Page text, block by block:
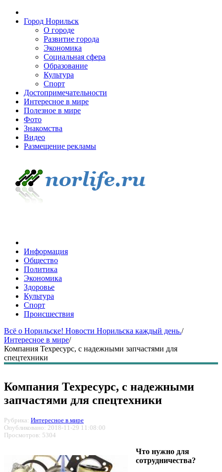
Город Норильск
О городе
Развитие города
Экономика
Социальная сфера
Образование
Культура
Спорт
Достопримечательности
Интересное в мире
Полезное в мире
Фото
Знакомства
Видео
Размещение рекламы
Информация
Общество
Политика
Экономика
Здоровье
Культура
Спорт
Происшествия
Всё о Норильске! Новости Норильска каждый день./
Интересное в мире/
Компания Техресурс, с надежными запчастями для
спецтехники
Компания Техресурс, с надежными
запчастями для спецтехники
Рубрика: Интересное в мире
Опубликовано: 2018-11-29 11:08:00
Просмотров: 5304
Что нужно для
сотрудничества?